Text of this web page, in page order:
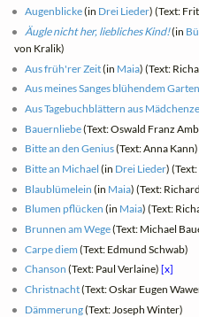
Augenblicke(in Drei Lieder) (Text:
Äugle nicht her, liebliches Kind!(in
von Kralik)
Aus früh'rer Zeit(in Maia) (Text:
Aus meines Sanges blühendem Garten
Aus Tagebuchblättern aus
Bauernliebe(Text: Oswald Franz
Bitte an den Genius(Text: Anna Kann)
Bitte an Michael (in Drei Lieder)
Blaublümelein (in Maia) (Text:
Blumen pflücken (in Maia) (Text:
Brunnen am Wege(Text: Michael
Carpe diem (Text: Edmund Schwab)
Chanson (Text: Paul Verlaine)[x]
Christnacht(Text: Oskar Eugen
Dämmerung(Text: Joseph Winter)